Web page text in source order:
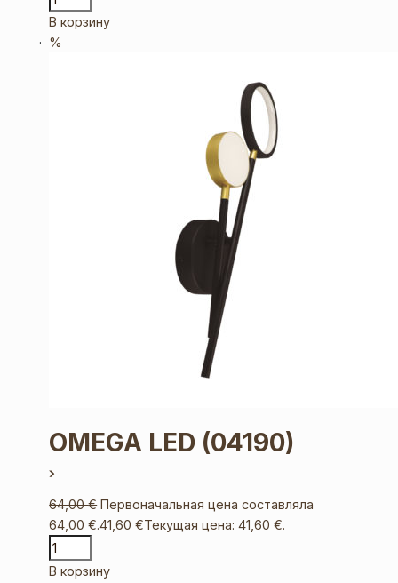
В корзину
%
OMEGA LED (04190)
64,00€ Первоначальная цена составляла
64,00 €.41,60€Текущая цена: 41,60 €.
В корзину